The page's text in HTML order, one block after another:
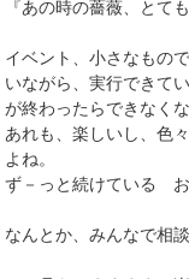
『あの時の薔薇、とて
イベント、小さなもの
いながら、実行できて
が終わったらできなく
あれも、楽しいし、色
よね。
ず－っと続けている お
なんとか、みんなで相